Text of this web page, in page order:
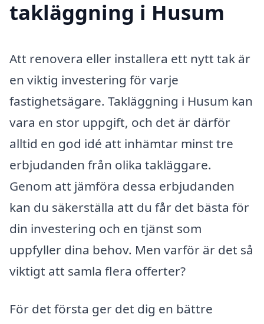
takläggning i Husum
Att renovera eller installera ett nytt tak är
en viktig investering för varje
fastighetsägare. Takläggning i Husum kan
vara en stor uppgift, och det är därför
alltid en god idé att inhämtar minst tre
erbjudanden från olika takläggare.
Genom att jämföra dessa erbjudanden
kan du säkerställa att du får det bästa för
din investering och en tjänst som
uppfyller dina behov. Men varför är det så
viktigt att samla flera offerter?
För det första ger det dig en bättre